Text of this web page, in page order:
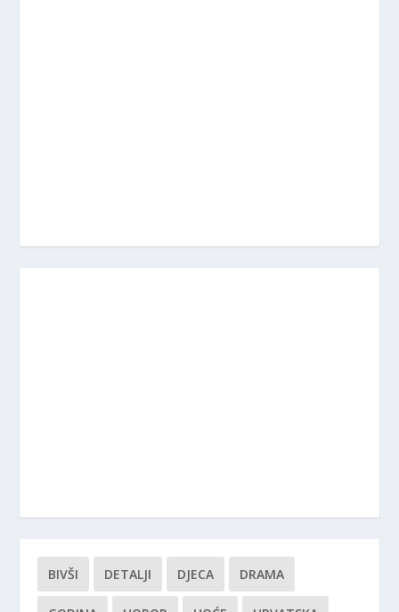
BIVŠI DETALJI DJECA DRAMA